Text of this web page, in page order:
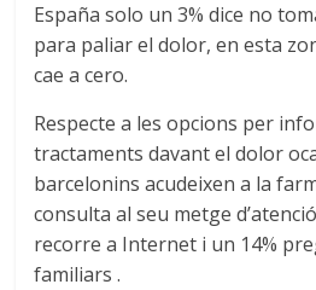
España solo un 3% dice no
para paliar el dolor, en esta
cae a cero.
Respecte a les opcions per
tractaments davant el dolor
barcelonins acudeixen a la
consulta al seu metge
recorre a Internet i un 14%
familiars .